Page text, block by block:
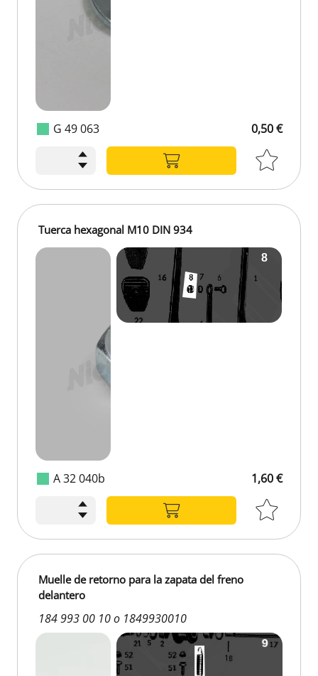
G 49 063 0,50 €
A 32 040b
Tuerca hexagonal M10 DIN 934
1,60 €
Muelle de retorno para la zapata del freno
delantero
184 993 00 10 o 1849930010